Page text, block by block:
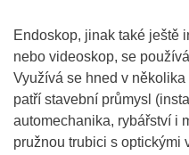
Endoskop, jinak také ještě
nebo videoskop, se
Využívá se hned v
patří stavební průmysl
automechanika, rybářství i
pružnou trubici s optickými